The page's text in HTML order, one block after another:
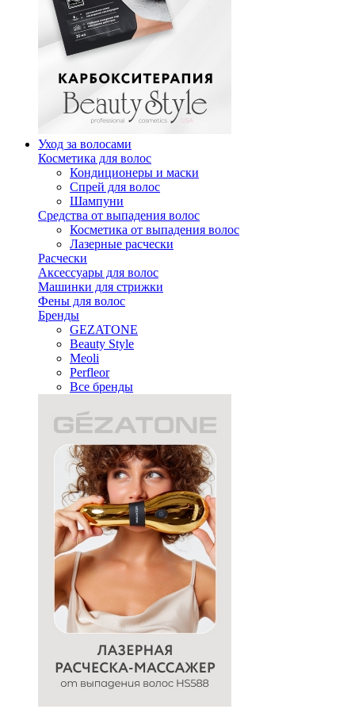
Уход за волосами
Косметика для волос
Кондиционеры и маски
Спрей для волос
Шампуни
Средства от выпадения волос
Косметика от выпадения волос
Лазерные расчески
Расчески
Аксессуары для волос
Машинки для стрижки
Фены для волос
Бренды
GEZATONE
Beauty Style
Meoli
Perfleor
Все бренды